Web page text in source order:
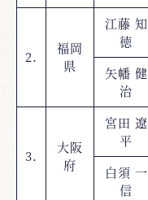
2.
福岡
県
江藤 知
徳
矢幡 健
治
3.
大阪
府
宮田 遼
平
白須 一
信